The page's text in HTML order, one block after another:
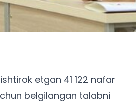
etgan 41 122 nafar
belgilangan talabni